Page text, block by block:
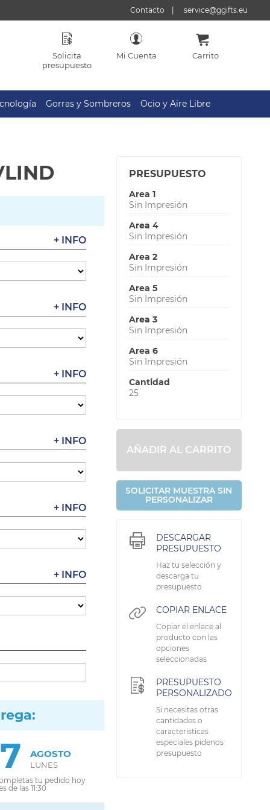
Contacto service@ggifts.eu
Solicita
presupuesto
Mi Cuenta Carrito
Gorras y Sombreros Ocio y Aire Libre
+ INFO
+ INFO
+ INFO
+ INFO
+ INFO
+ INFO
AGOSTO
LUNES
tu pedido hoy
de las 11:30
PRESUPUESTO
Area 1
Sin Impresión
Area 4
Sin Impresión
Area 2
Sin Impresión
Area 5
Sin Impresión
Area 3
Sin Impresión
Area 6
Sin Impresión
Cantidad
25
AÑADIR AL CARRITO
SOLICITAR MUESTRA SIN
PERSONALIZAR
DESCARGAR
PRESUPUESTO
Haz tu selección y
descarga tu
presupuesto
COPIAR ENLACE
Copiar el enlace al
producto con las
opciones
seleccionadas
PRESUPUESTO
PERSONALIZADO
Si necesitas otras
cantidades o
caracteristicas
especiales pidenos
presupuesto